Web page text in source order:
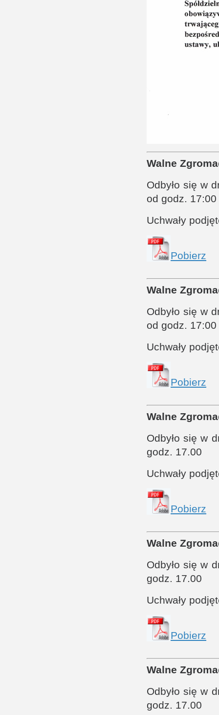
Walne
Odbyło się w
od godz. 17:00
Uchwały
Pobierz
Walne
Odbyło się w
od godz. 17:00
Uchwały
Pobierz
Walne
Odbyło się w
godz. 17.00
Uchwały
Pobierz
Walne
Odbyło się w
godz. 17.00
Uchwały
Pobierz
Walne
Odbyło się w
godz. 17.00